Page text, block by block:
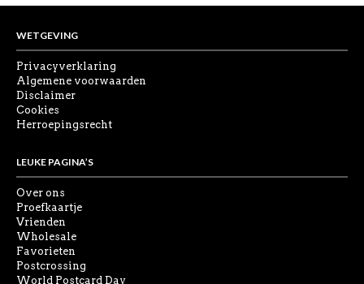
WETGEVING
Privacyverklaring
Algemene voorwaarden
Disclaimer
Cookies
Herroepingsrecht
LEUKE PAGINA’S
Over ons
Proefkaartje
Vrienden
Wholesale
Favorieten
Postcrossing
World Postcard Day